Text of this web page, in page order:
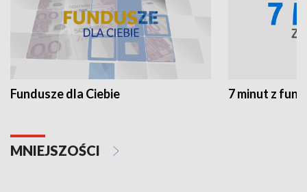
Fundusze dla Ciebie 7 minut z
MNIEJSZOŚCI